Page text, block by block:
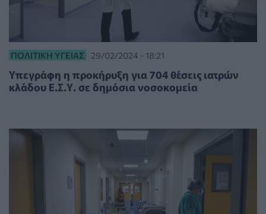
ΠΟΛΙΤΙΚΉ ΥΓΕΊΑΣ 29/02/2024 - 18:21
Υπεγράφη η προκήρυξη για 704 θέσεις ιατρών
κλάδου Ε.Σ.Υ. σε δημόσια νοσοκομεία